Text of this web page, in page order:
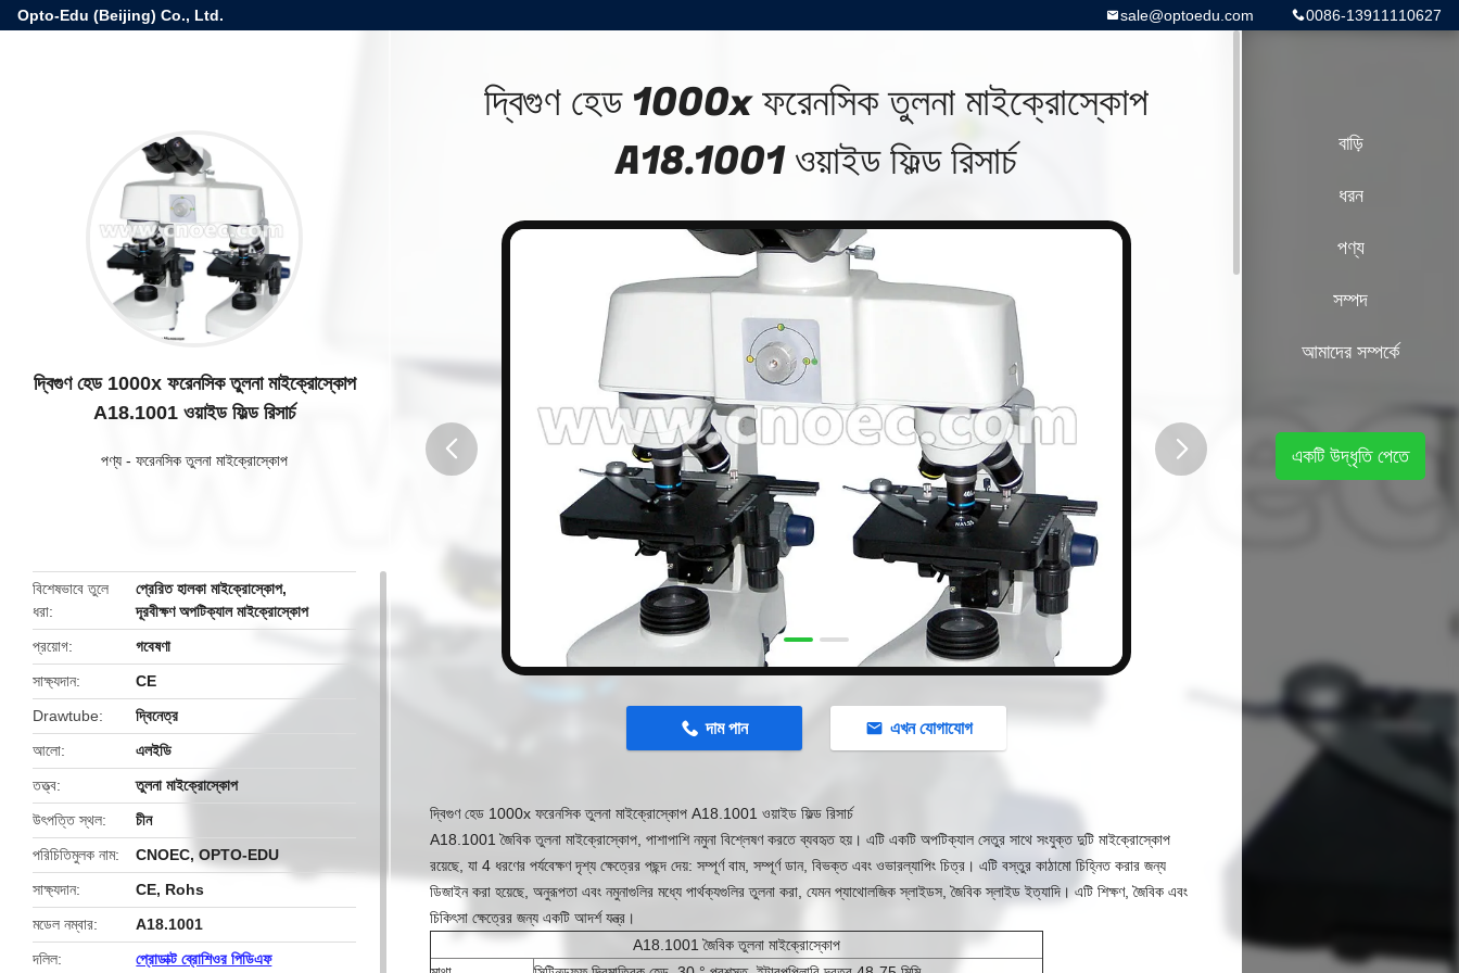
Opto-Edu (Beijing) Co., Ltd. 0086-13911110627
sale@optoedu.com
দ্বিগুণ হেড 1000x ফরেনসিক তুলনা মাইক্রোস্কোপ
A18.1001 ওয়াইড ফিল্ড রিসার্চ
পণ্য - ফরেনসিক তুলনা মাইক্রোস্কোপ
বিশেষভাবে তুলে
ধরা
প্রেরিত হালকা মাইক্রোস্কোপ,
দূরবীক্ষণ অপটিক্যাল মাইক্রোস্কোপ
প্রয়োগ
গবেষণা
সাক্ষ্যদান
CE
Drawtube
দ্বিনেত্র
আলো
এলইডি
তত্ত্ব
তুলনা মাইক্রোস্কোপ
উৎপত্তি স্থল
চীন
পরিচিতিমুলক নাম
CNOEC, OPTO-EDU
সাক্ষ্যদান
CE, Rohs
মডেল নম্বার
A18.1001
দলিল
প্রোডাক্ট ব্রোশিওর পিডিএফ
দ্বিগুণ হেড 1000x ফরেনসিক তুলনা মাইক্রোস্কোপ
A18.1001 ওয়াইড ফিল্ড রিসার্চ
দাম পান এখন যোগাযোগ
দ্বিগুণ হেড 1000x ফরেনসিক তুলনা মাইক্রোস্কোপ A18.1001 ওয়াইড ফিল্ড রিসার্চ
A18.1001 জৈবিক তুলনা মাইক্রোস্কোপ, পাশাপাশি নমুনা বিশ্লেষণ করতে ব্যবহৃত হয়। এটি একটি অপটিক্যাল সেতুর সাথে সংযুক্ত দুটি মাইক্রোস্কোপ
রয়েছে, যা 4 ধরণের পর্যবেক্ষণ দৃশ্য ক্ষেত্রের পছন্দ দেয়: সম্পূর্ণ বাম, সম্পূর্ণ ডান, বিভক্ত এবং ওভারল্যাপিং চিত্র। এটি বস্তুর কাঠামো চিহ্নিত করার জন্য
ডিজাইন করা হয়েছে, অনুরূপতা এবং নমুনাগুলির মধ্যে পার্থক্যগুলির তুলনা করা, যেমন প্যাথোলজিক স্লাইডস, জৈবিক স্লাইড ইত্যাদি। এটি শিক্ষণ, জৈবিক এবং
চিকিৎসা ক্ষেত্রের জন্য একটি আদর্শ যন্ত্র।
A18.1001 জৈবিক তুলনা মাইক্রোস্কোপ
বাড়ি
ধরন
পণ্য
সম্পদ
আমাদের সম্পর্কে
একটি উদ্ধৃতি পেতে